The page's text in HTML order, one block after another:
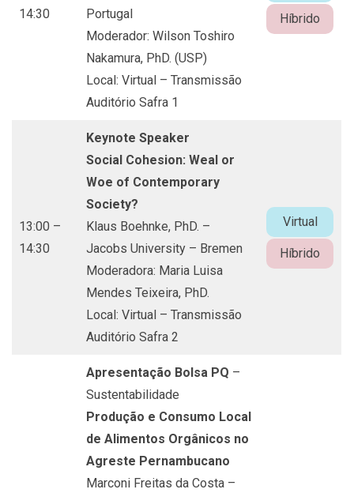
14:30
Portugal
Moderador: Wilson Toshiro
Nakamura, PhD. (USP)
Local: Virtual – Transmissão
Auditório Safra 1
Híbrido
13:00 –
14:30
Keynote Speaker
Social Cohesion: Weal or
Woe of Contemporary
Society?
Klaus Boehnke, PhD. –
Jacobs University – Bremen
Moderadora: Maria Luisa
Mendes Teixeira, PhD.
Local: Virtual – Transmissão
Auditório Safra 2
Virtual
Híbrido
Apresentação Bolsa PQ –
Sustentabilidade
Produção e Consumo Local
de Alimentos Orgânicos no
Agreste Pernambucano
Marconi Freitas da Costa –